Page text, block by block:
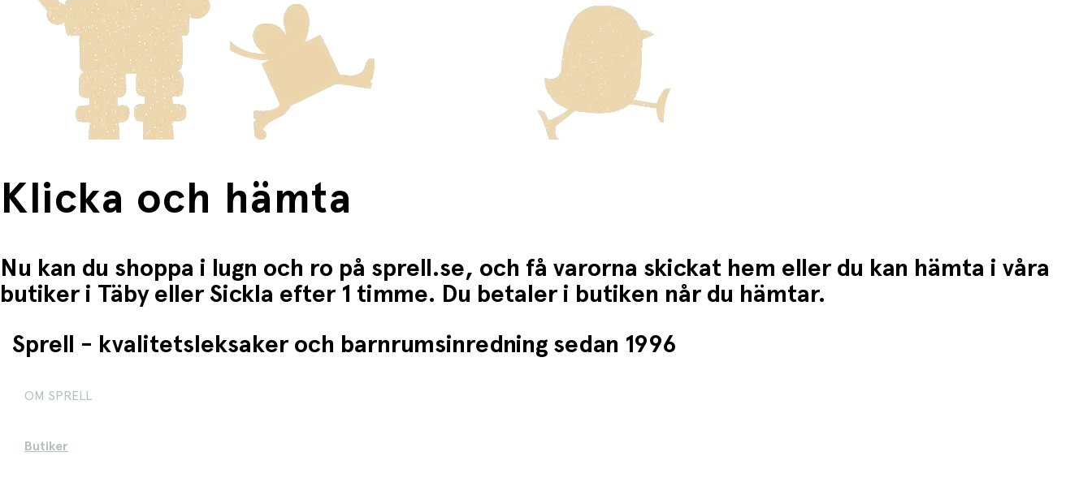
Fri frakt när du handlar för mer än 1500:-
Klicka och hämta
Nu kan du shoppa i lugn och ro på sprell.se, och få varorna skickat hem eller du kan hämta i våra
butiker i Täby eller Sickla efter 1 timme. Du betaler i butiken når du hämtar.
Sprell - kvalitetsleksaker och barnrumsinredning sedan 1996
OM SPRELL
Butiker